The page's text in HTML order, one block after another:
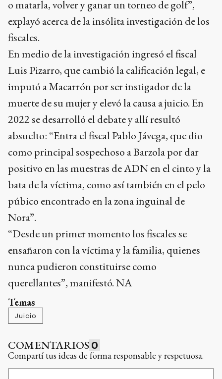
o matarla, volver y ganar un torneo de golf”,
explayó acerca de la insólita investigación de los
fiscales.
En medio de la investigación ingresó el fiscal
Luis Pizarro, que cambió la calificación legal, e
imputó a Macarrón por ser instigador de la
muerte de su mujer y elevó la causa a juicio. En
2022 se desarrolló el debate y allí resultó
absuelto: “Entra el fiscal Pablo Jávega, que dio
como principal sospechoso a Barzola por dar
positivo en las muestras de ADN en el cinto y la
bata de la víctima, como así también en el pelo
púbico encontrado en la zona inguinal de
Nora”.
“Desde un primer momento los fiscales se
ensañaron con la víctima y la familia, quienes
nunca pudieron constituirse como
querellantes”, manifestó. NA
Temas
Juicio
COMENTARIOS 0
Compartí tus ideas de forma responsable y respetuosa.